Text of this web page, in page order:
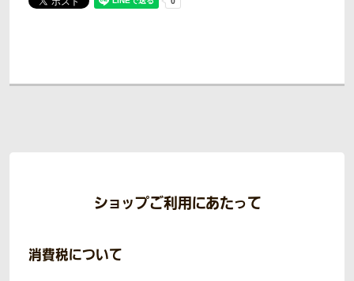
ショップご利用にあたって
消費税について